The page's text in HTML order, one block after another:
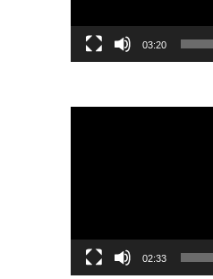
03:20
02:33